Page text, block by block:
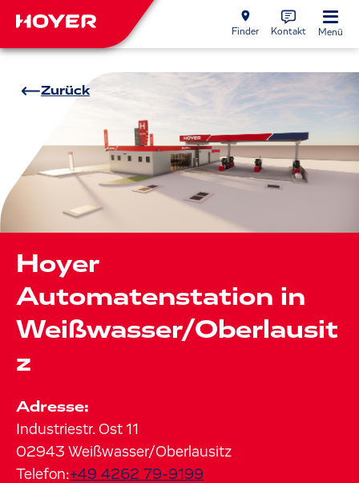
Finder Kontakt Menü
Zurück
Hoyer
Automatenstation in
Weißwasser/Oberlausit
z
Adresse:
Industriestr. Ost 11
02943 Weißwasser/Oberlausitz
Telefon:+49 4262 79-9199